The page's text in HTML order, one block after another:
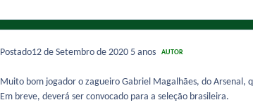
Postado12 de Setembro de 2020 5 anos AUTOR
Muito bom jogador o zagueiro Gabriel Magalhães, do Arsenal,
Em breve, deverá ser convocado para a seleção brasileira.